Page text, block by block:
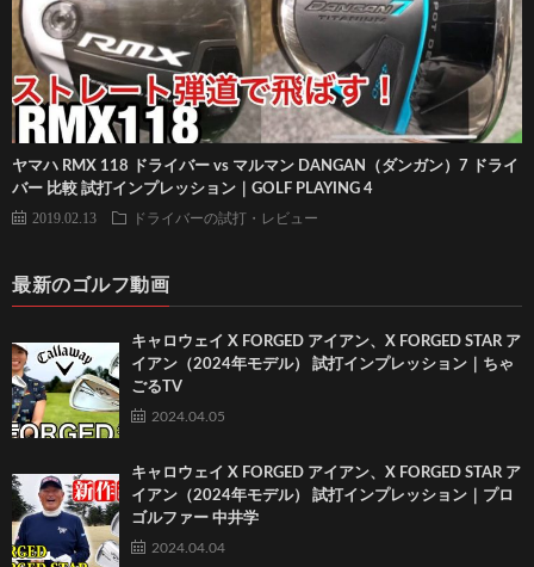
ヤマハ RMX 118 ドライバー vs マルマン DANGAN（ダンガン）7 ドライ
バー 比較 試打インプレッション｜GOLF PLAYING 4
2019.02.13 ドライバーの試打・レビュー
最新のゴルフ動画
キャロウェイ X FORGED アイアン、X FORGED STAR ア
イアン（2024年モデル） 試打インプレッション｜ちゃ
ごるTV
2024.04.05
キャロウェイ X FORGED アイアン、X FORGED STAR ア
イアン（2024年モデル） 試打インプレッション｜プロ
ゴルファー 中井学
2024.04.04